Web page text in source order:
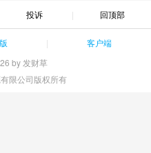
投诉 回顶部
客户端
by 发财草
限公司版权所有